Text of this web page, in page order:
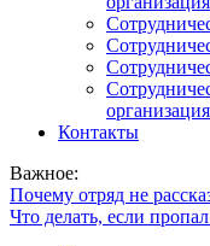
Контакты
Важное:
Почему отряд не
Что делать, если